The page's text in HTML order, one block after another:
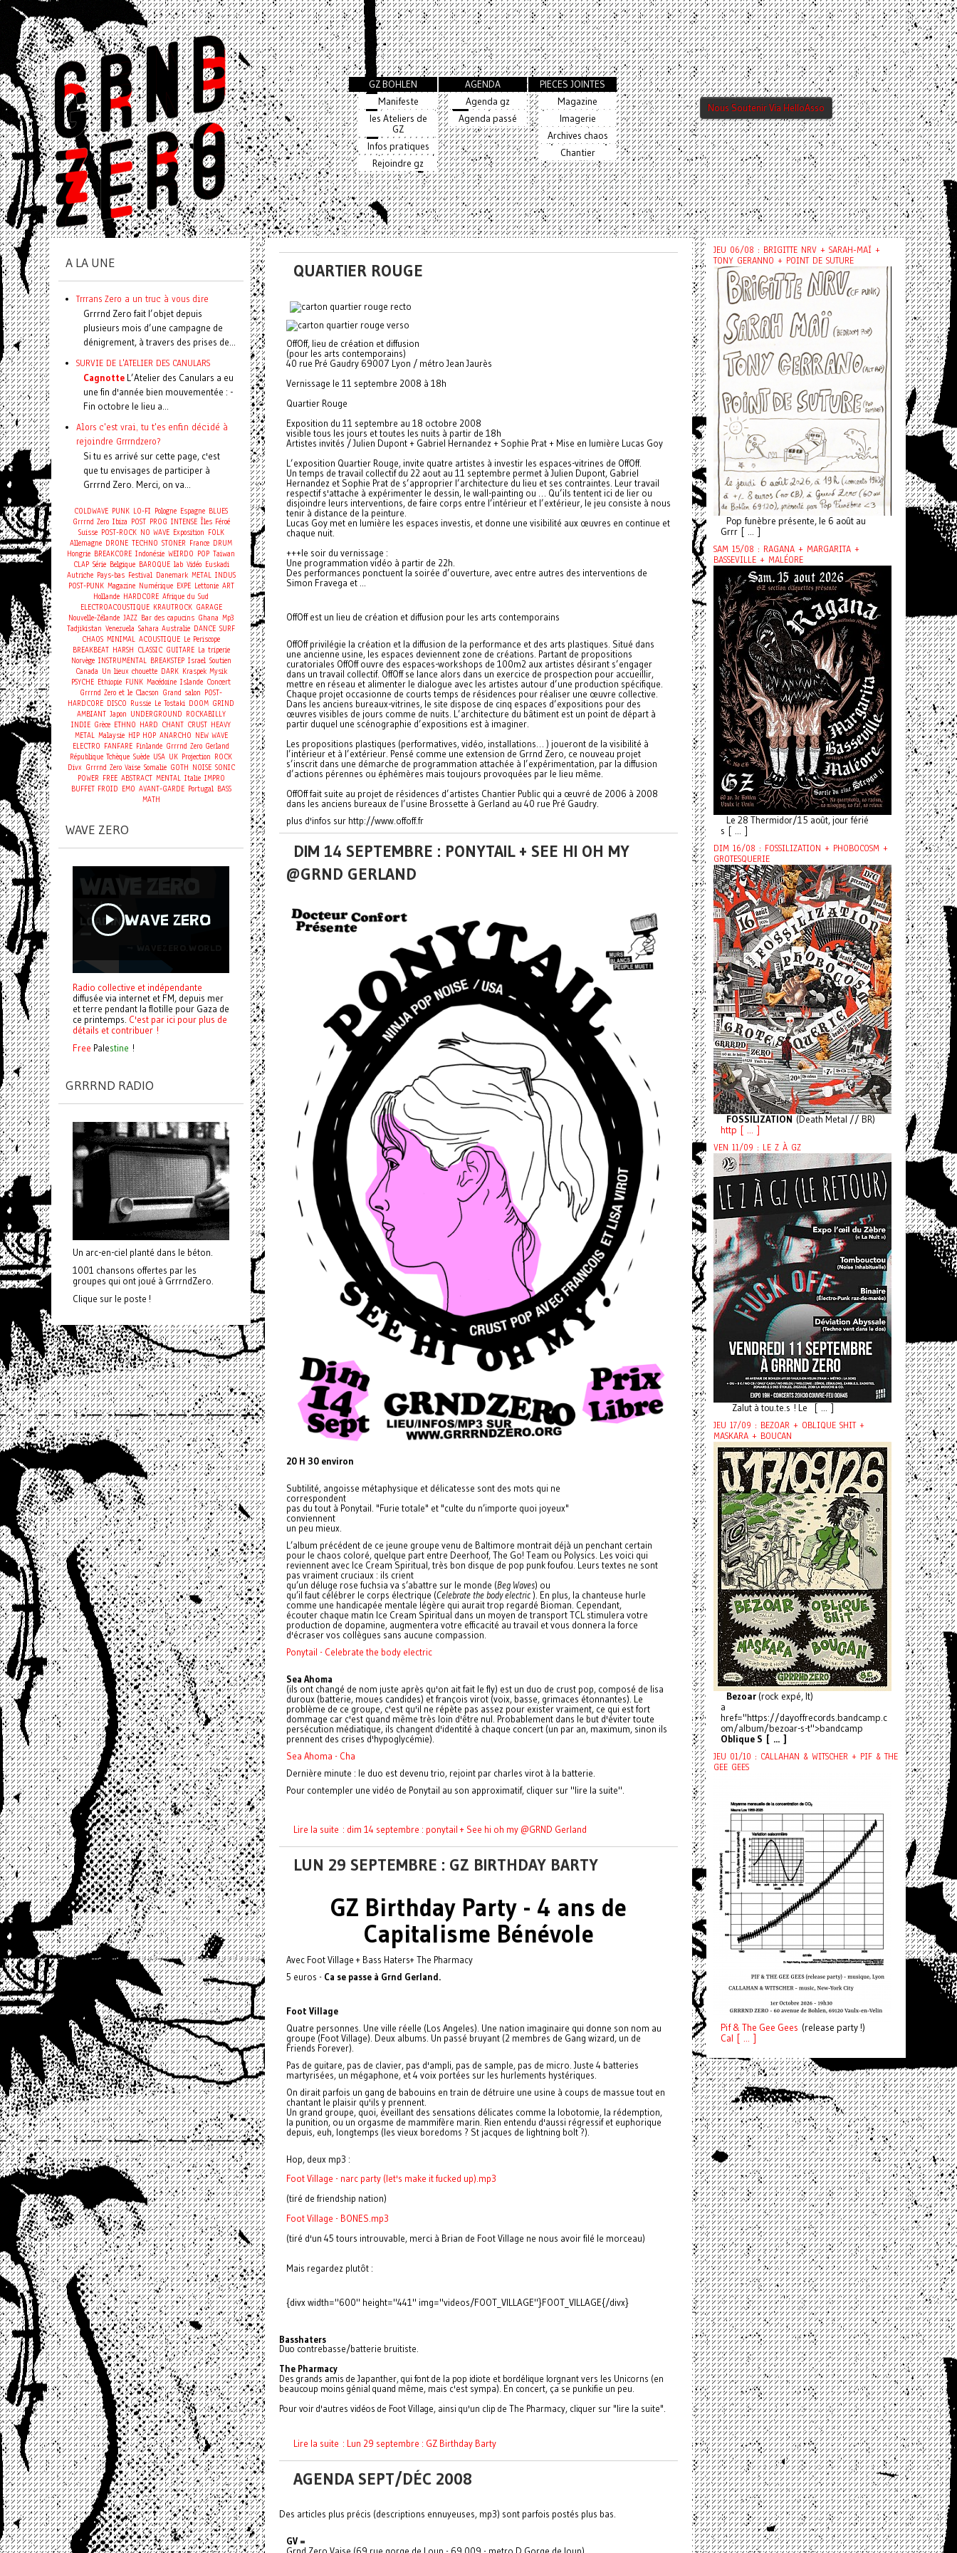
GZ BOHLEN
Manifeste
les Ateliers de
GZ
Infos pratiques
Rejoindre gz
AGENDA
Agenda gz
Agenda passé
PIECES JOINTES
Magazine
Imagerie
Archives chaos
Chantier
Nous Soutenir Via HelloAsso
QUARTIER ROUGE
OffOff, lieu de création et diffusion
(pour les arts contemporains)
40 rue Pré Gaudry 69007 Lyon / métro Jean Jaurès
Vernissage le 11 septembre 2008 à 18h
Quartier Rouge
Exposition du 11 septembre au 18 octobre 2008
visible tous les jours et toutes les nuits à partir de 18h
Artistes invités / Julien Dupont + Gabriel Hernandez + Sophie Prat + Mise en lumière Lucas Goy
L’exposition Quartier Rouge, invite quatre artistes à investir les espaces-vitrines de OffOff.
Un temps de travail collectif du 22 aout au 11 septembre permet à Julien Dupont, Gabriel
Hernandez et Sophie Prat de s’approprier l’architecture du lieu et ses contraintes. Leur travail
respectif s'attache à expérimenter le dessin, le wall-painting ou … Qu’ils tentent ici de lier ou
disjoindre leurs interventions, de faire corps entre l’intérieur et l’extérieur, le jeu consiste à nous
tenir à distance de la peinture.
Lucas Goy met en lumière les espaces investis, et donne une visibilité aux œuvres en continue et
chaque nuit.
+++le soir du vernissage :
Une programmation vidéo à partir de 22h.
Des performances ponctuent la soirée d’ouverture, avec entre autres des interventions de
Simon Fravega et ...
OffOff est un lieu de création et diffusion pour les arts contemporains
OffOff privilégie la création et la diffusion de la performance et des arts plastiques. Situé dans
une ancienne usine, les espaces deviennent zone de créations. Partant de propositions
curatoriales OffOff ouvre des espaces-workshops de 100m2 aux artistes désirant s’engager
dans un travail collectif. OffOff se lance alors dans un exercice de prospection pour accueillir,
mettre en réseau et alimenter le dialogue avec les artistes autour d’une production spécifique.
Chaque projet occasionne de courts temps de résidences pour réaliser une œuvre collective.
Dans les anciens bureaux-vitrines, le site dispose de cinq espaces d’expositions pour des
œuvres visibles de jours comme de nuits. L’architecture du bâtiment est un point de départ à
partir duquel une scénographie d’expositions est à imaginer.
Les propositions plastiques (performatives, vidéo, installations… ) joueront de la visibilité à
l’intérieur et à l’extérieur. Pensé comme une extension de Grrnd Zero, ce nouveau projet
s’inscrit dans une démarche de programmation attachée à l’expérimentation, par la diffusion
d’actions pérennes ou éphémères mais toujours provoquées par le lieu même.
OffOff fait suite au projet de résidences d’artistes Chantier Public qui a œuvré de 2006 à 2008
dans les anciens bureaux de l’usine Brossette à Gerland au 40 rue Pré Gaudry.
plus d'infos sur http://www.offoff.fr
DIM 14 SEPTEMBRE : PONYTAIL + SEE HI OH MY
@GRND GERLAND
20 H 30 environ
Subtilité, angoisse métaphysique et délicatesse sont des mots qui ne
correspondent
pas du tout à Ponytail. "Furie totale" et "culte du n’importe quoi joyeux"
conviennent
un peu mieux.
L’album précédent de ce jeune groupe venu de Baltimore montrait déjà un penchant certain
pour le chaos coloré, quelque part entre Deerhoof, The Go! Team ou Polysics. Les voici qui
reviennent avec Ice Cream Spiritual, très bon disque de pop punk foufou. Leurs textes ne sont
pas vraiment cruciaux : ils crient
qu’un déluge rose fuchsia va s’abattre sur le monde (Beg Waves) ou
qu’il faut célébrer le corps électrique (Celebrate the body electric). En plus, la chanteuse hurle
comme une handicapée mentale légère qui aurait trop regardé Bioman. Cependant,
écouter chaque matin Ice Cream Spiritual dans un moyen de transport TCL stimulera votre
production de dopamine, augmentera votre efficacité au travail et vous donnera la force
d'écraser vos collègues sans aucune compassion.
Ponytail - Celebrate the body electric
Sea Ahoma
(ils ont changé de nom juste après qu'on ait fait le fly) est un duo de crust pop, composé de lisa
duroux (batterie, moues candides) et françois virot (voix, basse, grimaces étonnantes). Le
problème de ce groupe, c'est qu'il ne répète pas assez pour exister vraiment, ce qui est fort
dommage car c'est quand même très loin d'être nul. Probablement dans le but d'éviter toute
persécution médiatique, ils changent d'identité à chaque concert (un par an, maximum, sinon ils
prennent des crises d'hypoglycémie).
Sea Ahoma - Cha
Dernière minute : le duo est devenu trio, rejoint par charles virot à la batterie.
Pour contempler une vidéo de Ponytail au son approximatif, cliquer sur "lire la suite".
Lire la suite : dim 14 septembre : ponytail + See hi oh my @GRND Gerland
LUN 29 SEPTEMBRE : GZ BIRTHDAY BARTY
GZ Birthday Party - 4 ans de
Capitalisme Bénévole
Avec Foot Village + Bass Haters+ The Pharmacy
5 euros - Ca se passe à Grnd Gerland.
Foot Village
Quatre personnes. Une ville réelle (Los Angeles). Une nation imaginaire qui donne son nom au
groupe (Foot Village). Deux albums. Un passé bruyant (2 membres de Gang wizard, un de
Friends Forever).
Pas de guitare, pas de clavier, pas d'ampli, pas de sample, pas de micro. Juste 4 batteries
martyrisées, un mégaphone, et 4 voix portées sur les hurlements hystériques.
On dirait parfois un gang de babouins en train de détruire une usine à coups de massue tout en
chantant le plaisir qu'ils y prennent.
Un grand groupe, quoi, éveillant des sensations délicates comme la lobotomie, la rédemption,
la punition, ou un orgasme de mammifère marin. Rien entendu d'aussi régressif et euphorique
depuis, euh, longtemps (les vieux boredoms ? St jacques de lightning bolt ?).
Hop, deux mp3 :
Foot Village - narc party (let's make it fucked up).mp3
(tiré de friendship nation)
Foot Village - BONES.mp3
(tiré d'un 45 tours introuvable, merci à Brian de Foot Village ne nous avoir filé le morceau)
Mais regardez plutôt :
{divx width="600" height="441" img="videos/FOOT_VILLAGE"}FOOT_VILLAGE{/divx}
Basshaters
Duo contrebasse/batterie bruitiste.
The Pharmacy
Des grands amis de Japanther, qui font de la pop idiote et bordélique lorgnant vers les Unicorns (en
beaucoup moins génial quand même, mais c'est sympa). En concert, ça se punkifie un peu.
Pour voir d'autres vidéos de Foot Village, ainsi qu'un clip de The Pharmacy, cliquer sur "lire la suite".
Lire la suite : Lun 29 septembre : GZ Birthday Barty
AGENDA SEPT/DÉC 2008
Des articles plus précis (descriptions ennuyeuses, mp3) sont parfois postés plus bas.
GV =
Grnd Zero Vaise (69 rue gorge de Loup - 69 009 - metro D Gorge de loup)
A LA UNE
Trrrans Zero a un truc à vous dire
Grrrnd Zero fait l’objet depuis
plusieurs mois d’une campagne de
dénigrement, à travers des prises de...
SURVIE DE L'ATELIER DES CANULARS
Cagnotte L’Atelier des Canulars a eu
une fin d'année bien mouvementée : -
Fin octobre le lieu a...
Alors c'est vrai, tu t'es enfin décidé à
rejoindre Grrrndzero?
Si tu es arrivé sur cette page, c'est
que tu envisages de participer à
Grrrnd Zero. Merci, on va...
COLDWAVE PUNK LO-FI Pologne Espagne BLUES
Grrrnd Zero Ibiza POST PROG INTENSE Îles Féroé
Suisse POST-ROCK NO WAVE Exposition FOLK
Allemagne DRONE TECHNO STONER France DRUM
Hongrie BREAKCORE Indonésie WEIRDO POP Taiwan
CLAP Série Belgique BAROQUE lab Vidéo Euskadi
Autriche Pays-bas Festival Danemark METAL INDUS
POST-PUNK Magazine Numérique EXPE Lettonie ART
Hollande HARDCORE Afrique du Sud
ELECTROACOUSTIQUE KRAUTROCK GARAGE
Nouvelle-Zélande JAZZ Bar des capucins Ghana Mp3
Tadjikistan Venezuela Sahara Australie DANCE SURF
CHAOS MINIMAL ACOUSTIQUE Le Periscope
BREAKBEAT HARSH CLASSIC GUITARE La triperie
Norvège INSTRUMENTAL BREAKSTEP Israel Soutien
Canada Un lieux chouette DARK Kraspek Mysik
PSYCHE Ethiopie FUNK Macédoine Islande Concert
Grrrnd Zero et le Clacson Grand salon POST-
HARDCORE DISCO Russie Le Tostaki DOOM GRIND
AMBIANT Japon UNDERGROUND ROCKABILLY
INDIE Grèce ETHNO HARD CHANT CRUST HEAVY
METAL Malaysie HIP HOP ANARCHO NEW WAVE
ELECTRO FANFARE Finlande Grrrnd Zero Gerland
République Tchèque Suède USA UK Projection ROCK
Divx Grrrnd Zero Vaise Somalie GOTH NOISE SONIC
POWER FREE ABSTRACT MENTAL Italie IMPRO
BUFFET FROID EMO AVANT-GARDE Portugal BASS
MATH
WAVE ZERO
Radio collective et indépendante
diffusée via internet et FM, depuis mer
et terre pendant la flotille pour Gaza de
ce printemps. C'est par ici pour plus de
détails et contribuer !
Free Palestine !
GRRRND RADIO
Un arc-en-ciel planté dans le béton.
1001 chansons offertes par les
groupes qui ont joué à GrrrndZero.
Clique sur le poste !
JEU 06/08 : BRIGITTE NRV + SARAH-MAÏ +
TONY GERANNO + POINT DE SUTURE
Pop funèbre présente, le 6 août au
Grrr [ ... ]
SAM 15/08 : RAGANA + MARGARITA +
BASSEVILLE + MALÉORE
Le 28 Thermidor/15 août, jour férié
s [ ... ]
DIM 16/08 : FOSSILIZATION + PHOBOCOSM +
GROTESQUERIE
FOSSILIZATION (Death Metal // BR)
http [ ... ]
VEN 11/09 : LE Z À GZ
Zalut à tou.te.s ! Le [ ... ]
JEU 17/09 : BEZOAR + OBLIQUE SHIT +
MASKARA + BOUCAN
Bezoar (rock expé, It)
a
href="https://dayoffrecords.bandcamp.c
om/album/bezoar-s-t">bandcamp
Oblique S [ ... ]
JEU 01/10 : CALLAHAN & WITSCHER + PIF & THE
GEE GEES
Pif& The Gee Gees (release party !)
Cal [ ... ]